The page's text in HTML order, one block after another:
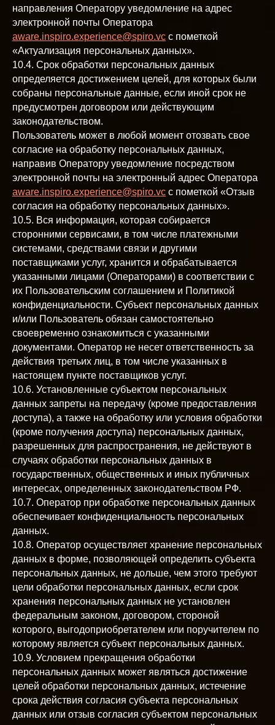
направления Оператору уведомление на адрес
электронной почты Оператора
aware.inspiro.experience@spiro.vc с пометкой
«Актуализация персональных данных».
10.4. Срок обработки персональных данных
определяется достижением целей, для которых были
собраны персональные данные, если иной срок не
предусмотрен договором или действующим
законодательством.
Пользователь может в любой момент отозвать свое
согласие на обработку персональных данных,
направив Оператору уведомление посредством
электронной почты на электронный адрес Оператора
aware.inspiro.experience@spiro.vc с пометкой «Отзыв
согласия на обработку персональных данных».
10.5. Вся информация, которая собирается
сторонними сервисами, в том числе платежными
системами, средствами связи и другими
поставщиками услуг, хранится и обрабатывается
указанными лицами (Операторами) в соответствии с
их Пользовательским соглашением и Политикой
конфиденциальности. Субъект персональных данных
и/или Пользователь обязан самостоятельно
своевременно ознакомиться с указанными
документами. Оператор не несет ответственность за
действия третьих лиц, в том числе указанных в
настоящем пункте поставщиков услуг.
10.6. Установленные субъектом персональных
данных запреты на передачу (кроме предоставления
доступа), а также на обработку или условия обработки
(кроме получения доступа) персональных данных,
разрешенных для распространения, не действуют в
случаях обработки персональных данных в
государственных, общественных и иных публичных
интересах, определенных законодательством РФ.
10.7. Оператор при обработке персональных данных
обеспечивает конфиденциальность персональных
данных.
10.8. Оператор осуществляет хранение персональных
данных в форме, позволяющей определить субъекта
персональных данных, не дольше, чем этого требуют
цели обработки персональных данных, если срок
хранения персональных данных не установлен
федеральным законом, договором, стороной
которого, выгодоприобретателем или поручителем по
которому является субъект персональных данных.
10.9. Условием прекращения обработки
персональных данных может являться достижение
целей обработки персональных данных, истечение
срока действия согласия субъекта персональных
данных или отзыв согласия субъектом персональных